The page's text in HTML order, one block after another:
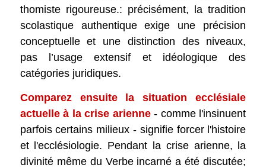
thomiste rigoureuse.: précisément, la tradition
scolastique authentique exige une précision
conceptuelle et une distinction des niveaux,
pas l’usage extensif et idéologique des
catégories juridiques.
Comparez ensuite la situation ecclésiale
actuelle à la crise arienne- comme l'insinuent
parfois certains milieux - signifie forcer l'histoire
et l'ecclésiologie. Pendant la crise arienne, la
divinité même du Verbe incarné a été discutée;